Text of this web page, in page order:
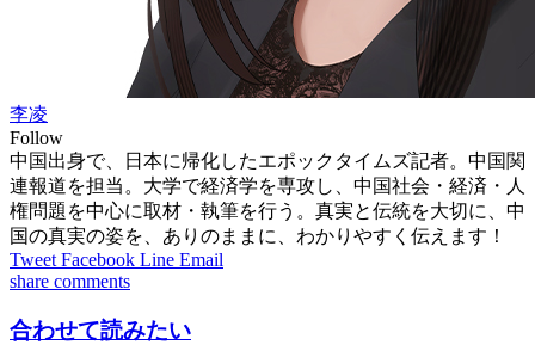
李凌
Follow
中国出身で、日本に帰化したエポックタイムズ記者。中国関
連報道を担当。大学で経済学を専攻し、中国社会・経済・人
権問題を中心に取材・執筆を行う。真実と伝統を大切に、中
国の真実の姿を、ありのままに、わかりやすく伝えます！
Tweet Facebook Line Email
share comments
合わせて読みたい